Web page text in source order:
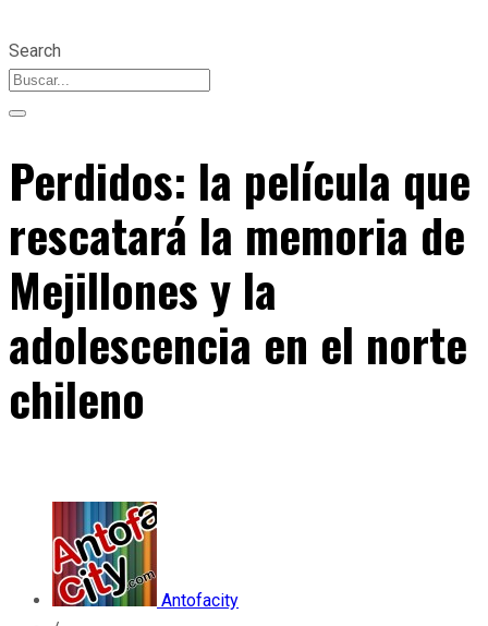
Search
Perdidos: la película que
rescatará la memoria de
Mejillones y la
adolescencia en el norte
chileno
Antofacity